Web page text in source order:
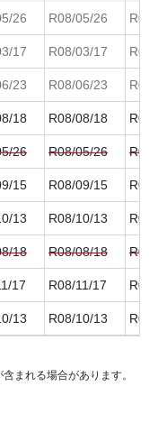
26 R08/05/26
17 R08/03/17
23 R08/06/23
18 R08/08/18
26 R08/05/26
15 R08/09/15
13 R08/10/13
18 R08/08/18
17 R08/11/17
13 R08/10/13
まれる場合があります。